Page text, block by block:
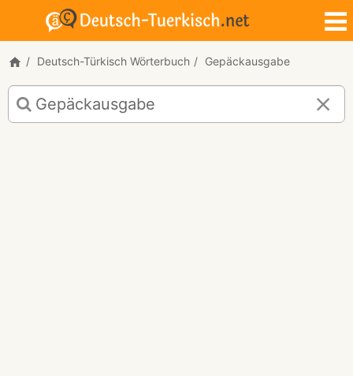
Deutsch-Türkisch Wörterbuch Gepäckausgabe
Deutsch-
Türkisch
Übersetzung